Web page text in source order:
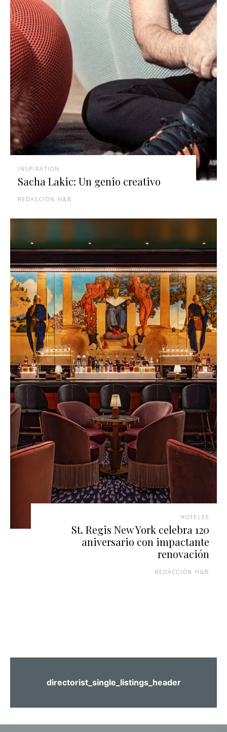
INSPIRATION
Sacha Lakic: Un genio creativo
REDACCIÓN H&B
HOTELES
St. Regis New York celebra 120
aniversario con impactante
renovación
REDACCIÓN H&B
directorist_single_listings_header